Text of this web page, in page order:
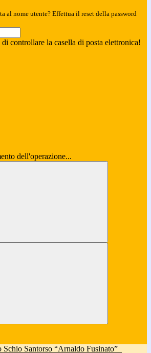
al nome utente? Effettua il reset della password
controllare la casella di posta elettronica!
dell'operazione...